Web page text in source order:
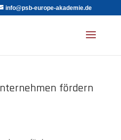
info@psb-europe-akademie.de
fördern